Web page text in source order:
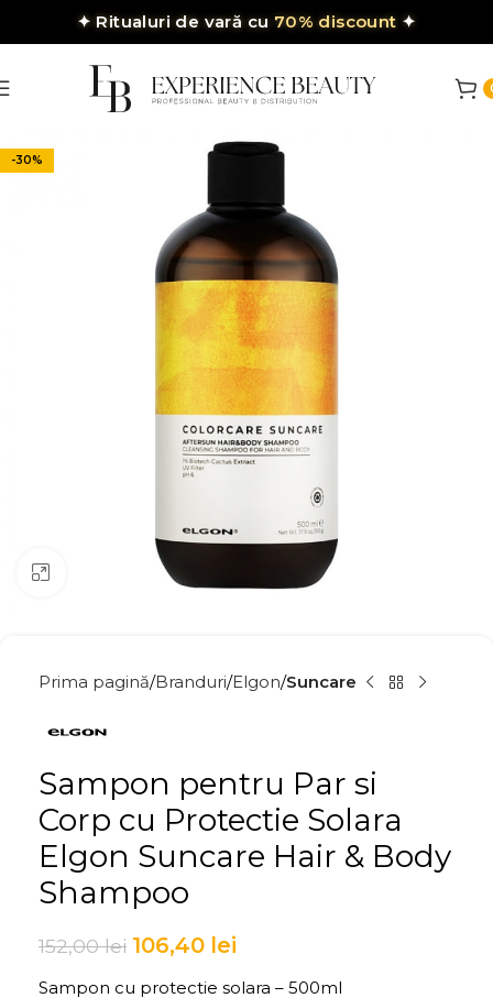
✦ Ritualuri de vară cu 70% discount ✦
-30%
Click to enlarge
Prima pagină Branduri Elgon Suncare
Sampon pentru Par si
Corp cu Protectie Solara
Elgon Suncare Hair & Body
Shampoo
152,00lei 106,40 lei
Sampon cu protectie solara – 500ml